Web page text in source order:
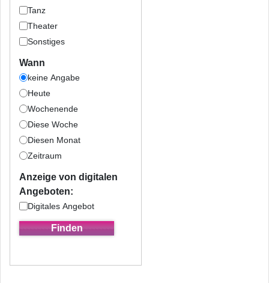
Tanz
Theater
Sonstiges
Wann
keine Angabe
Heute
Wochenende
Diese Woche
Diesen Monat
Zeitraum
Anzeige von digitalen
Angeboten:
Digitales Angebot